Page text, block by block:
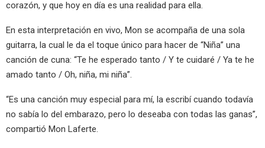
corazón, y que hoy en día es una realidad para ella.
En esta interpretación en vivo, Mon se acompaña de una sola
guitarra, la cual le da el toque único para hacer de “Niña” una
canción de cuna: “Te he esperado tanto / Y te cuidaré / Ya te he
amado tanto / Oh, niña, mi niña”.
“Es una canción muy especial para mí, la escribí cuando todavía
no sabía lo del embarazo, pero lo deseaba con todas las ganas”,
compartió Mon Laferte.